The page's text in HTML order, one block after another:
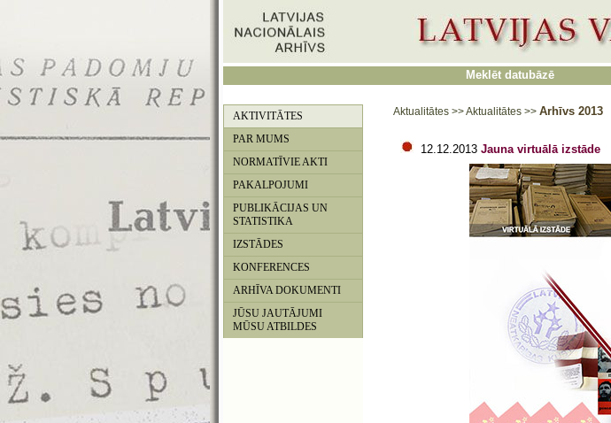
Meklēt datubāzē
AKTIVITĀTES
PAR MUMS
NORMATĪVIE AKTI
PAKALPOJUMI
PUBLIKĀCIJAS UN
STATISTIKA
IZSTĀDES
KONFERENCES
ARHĪVA DOKUMENTI
JŪSU JAUTĀJUMI
MŪSU ATBILDES
Aktualitātes >>Aktualitātes >> Arhīvs 2013
12.12.2013 Jauna virtuālā izstāde